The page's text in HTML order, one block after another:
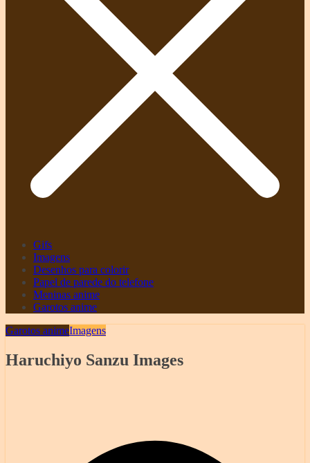
Gifs
Imagens
Desenhos para colorir
Papel de parede do telefone
Meninas anime
Garotos anime
Garotos animeImagens
Haruchiyo Sanzu Images